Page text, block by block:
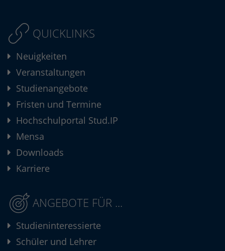
QUICKLINKS
Neuigkeiten
Veranstaltungen
Studienangebote
Fristen und Termine
Hochschulportal Stud.IP
Mensa
Downloads
Karriere
ANGEBOTE FÜR ...
Studieninteressierte
Schüler und Lehrer